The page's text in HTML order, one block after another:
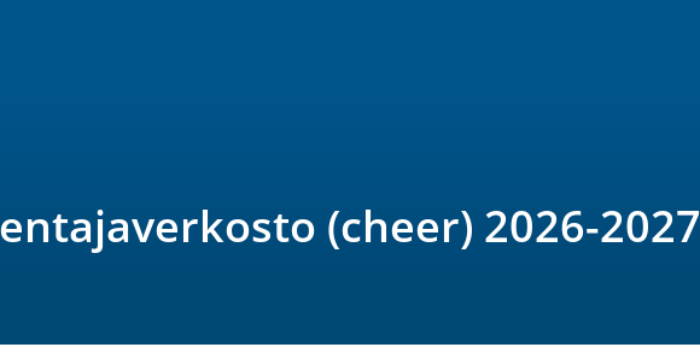
(cheer) 2026-2027